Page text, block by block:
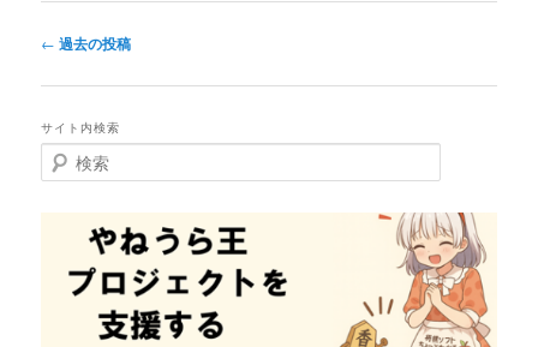
投
ナ
ゲ
ー
← 過去の投稿
サイト内検索
検
索